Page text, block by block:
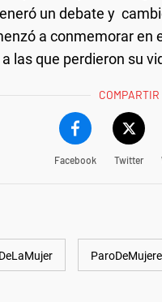
un debate y
a conmemorar en
las que perdieron su
COMPARTIR
Facebook Twitter